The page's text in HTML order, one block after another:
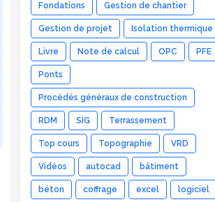
Fondations Gestion de chantier
Gestion de projet Isolation thermique
Livre Note de calcul OPC PFE
Ponts
Procédés généraux de construction
RDM SIG Terrassement
Top cours Topographie VRD
Vidéos autocad bâtiment
béton coffrage excel logiciel